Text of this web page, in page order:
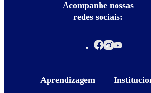
Acompanhe nossas
redes sociais:
Aprendizagem